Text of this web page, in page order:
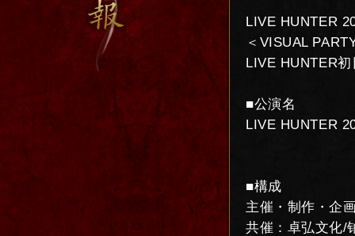
LIVE HUNTER
＜VISUAL
LIVE HUNTER
■公演名
LIVE HUNTER
■構成
主催・制作・企
共催：卓弘文化/